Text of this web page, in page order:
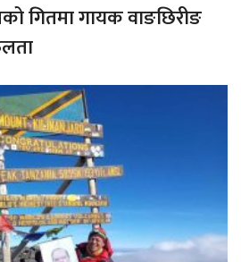
गितमा गायक वाङछिरीङ